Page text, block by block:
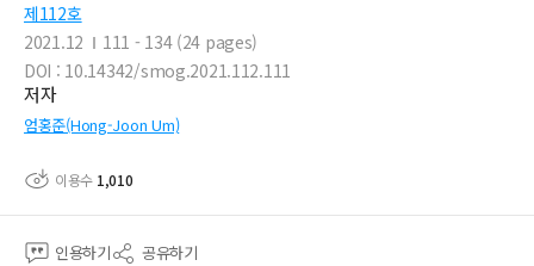
제112호
2021.12
111 - 134 (24 pages)
DOI : 10.14342/smog.2021.112.111
저자
엄홍준(Hong-Joon Um)
이용수 1,010
인용하기 공유하기